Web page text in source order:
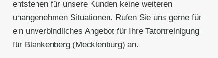
entstehen für unsere Kunden keine weiteren
unangenehmen Situationen. Rufen Sie uns gerne für
ein unverbindliches Angebot für Ihre Tatortreinigung
für Blankenberg (Mecklenburg) an.